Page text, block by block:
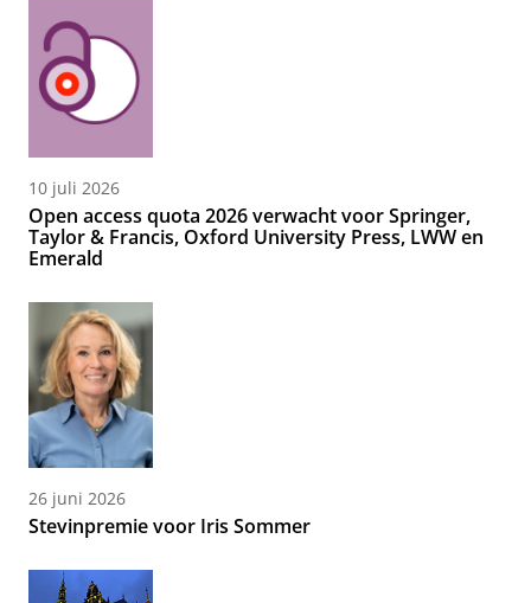
10 juli 2026
Open access quota 2026 verwacht voor Springer,
Taylor & Francis, Oxford University Press, LWW en
Emerald
26 juni 2026
Stevinpremie voor Iris Sommer